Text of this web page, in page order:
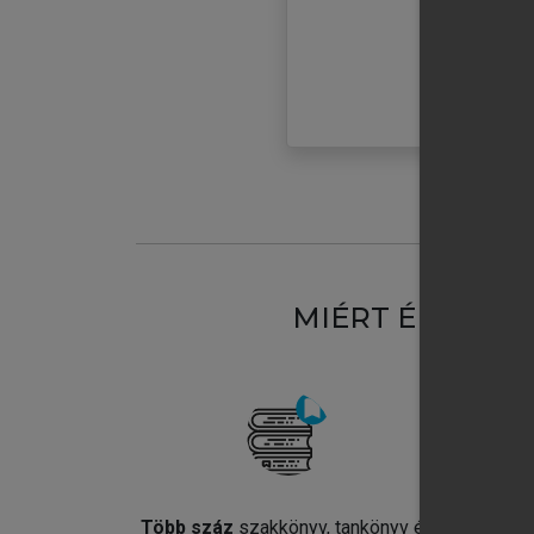
MIÉRT
Több száz szakkönyv, tankönyv és